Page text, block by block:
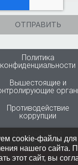
ОТПРАВИТЬ
Политика
конфиденциальности
Вышестоящие и
Противодействие
коррупции
Горячая линия
Минздрава России
“ННИИТО им.
cookie-файлы для
нашего сайта.
этот сайт, вы